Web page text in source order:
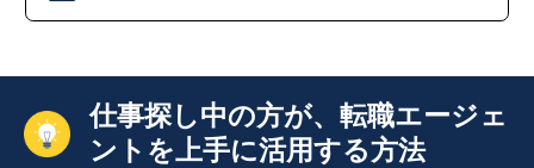
仕事探し中の方が、転職エージェ
ントを上手に活用する方法